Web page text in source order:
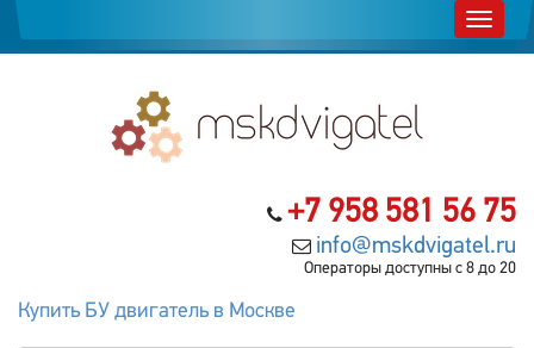
+7 958 581 56 75
info@mskdvigatel.ru
Операторы доступны с 8 до 20
Купить БУ двигатель в Москве